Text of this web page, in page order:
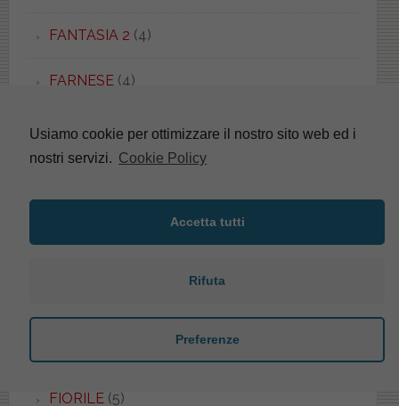
FANTASIA 2 (4)
FARNESE(4)
FAST
FIORILE(5)
Usiamo cookie per ottimizzare il nostro sito web ed i
nostri servizi. Cookie Policy
Accetta tutti
Rifuta
Preferenze